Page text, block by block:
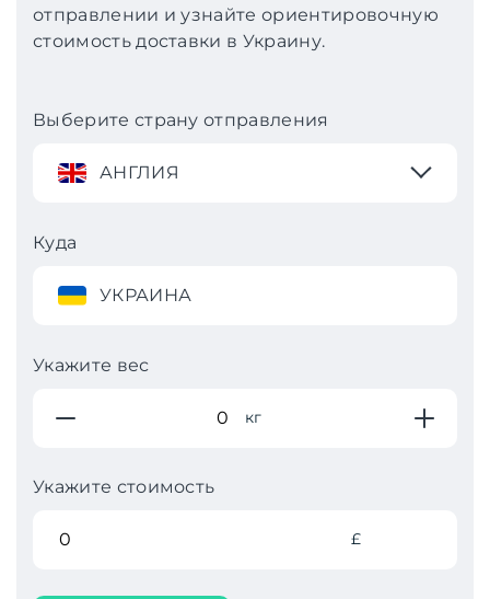
отправлении и узнайте ориентировочную
стоимость доставки в Украину.
Выберите страну отправления
АНГЛИЯ
Куда
УКРАИНА
Укажите вес
кг
Укажите стоимость
£